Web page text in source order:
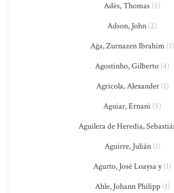
Adès, Thomas (5)
Adson, John (2)
Ağa, Zurnazen Ibrahim (1)
Agostinho, Gilberto (4)
Agricola, Alexander(1)
Aguiar, Ernani (5)
Aguilera de Heredia,
Aguirre, Julián(1)
Agurto, José Loaysa y(1)
Ahle, Johann Philipp(1)